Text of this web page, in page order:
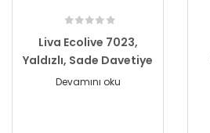
Liva Ecolive 7023,
Yaldızlı, Sade Davetiye
Devamını oku